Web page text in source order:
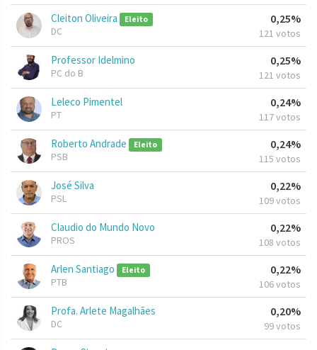
Cleiton Oliveira Eleito
DC
0,25%
121 votos
Professor Idelmino
PC do B
0,25%
121 votos
Leleco Pimentel
PT
0,24%
117 votos
Roberto Andrade Eleito
PSB
0,24%
115 votos
José Silva
PSL
0,22%
109 votos
Claudio do Mundo Novo
PROS
0,22%
108 votos
Arlen Santiago Eleito
PTB
0,22%
106 votos
Profa. Arlete Magalhães
DC
0,20%
99 votos